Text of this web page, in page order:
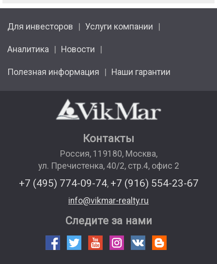
Для инвесторов Услуги компании
Аналитика Новости
Полезная информация Наши гарантии
Контакты
Россия, 119180, Москва,
ул. Пречистенка, 40/2, стр.4, офис 2
+7 (495) 774-09-74, +7 (916) 554-23-67
info@vikmar-realty.ru
Следите за нами